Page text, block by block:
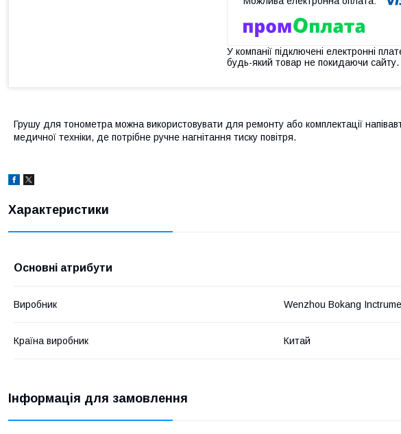
У компанії підключені електронні
будь-який товар не покидаючи сайту.
Грушу для тонометра можна використовувати для ремонту або комплектації
медичної техніки, де потрібне ручне нагнітання тиску повітря.
Характеристики
Основні атрибути
Виробник Wenzhou Bokang
Країна виробник Китай
Інформація для замовлення